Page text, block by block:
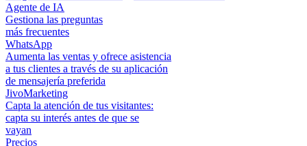
Agente de IA
Gestiona las preguntas
más frecuentes
WhatsApp
Aumenta las ventas y ofrece asistencia
a tus clientes a través de su aplicación
de mensajería preferida
JivoMarketing
Capta la atención de tus visitantes:
capta su interés antes de que se
vayan
Precios